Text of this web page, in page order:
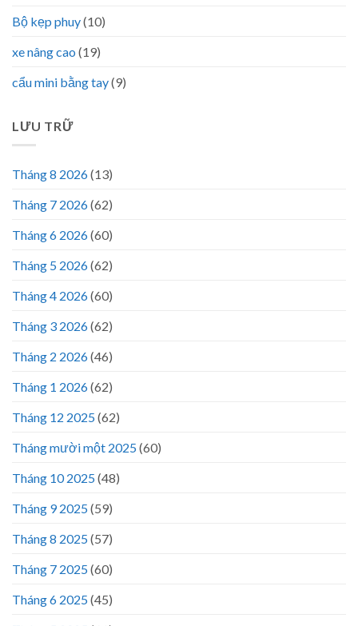
Bộ kẹp phuy(10)
xe nâng cao (19)
cẩu mini bằng tay(9)
LƯU TRỮ
Tháng 8 2026(13)
Tháng 7 2026(62)
Tháng 6 2026(60)
Tháng 5 2026(62)
Tháng 4 2026(60)
Tháng 3 2026(62)
Tháng 2 2026(46)
Tháng 1 2026(62)
Tháng 12 2025(62)
Tháng mười một 2025(60)
Tháng 10 2025(48)
Tháng 9 2025(59)
Tháng 8 2025(57)
Tháng 7 2025(60)
Tháng 6 2025(45)